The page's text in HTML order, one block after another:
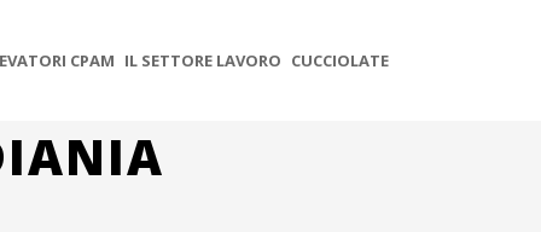
CPAM IL SETTORE LAVORO CUCCIOLATE